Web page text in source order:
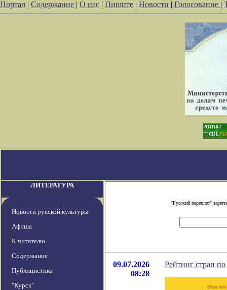
Портал | Содержание | О нас | Пишите | Новости | Голосование |
ЛИТЕРАТУРА
Новости русской культуры
Афиша
К читателю
Содержание
Публицистика
"Курск"
"Русский переплет"
09.07.2026
08:28
Рейтинг стран